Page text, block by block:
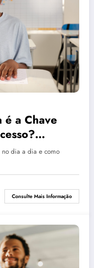
é a Chave
la!
no dia a dia e como
Consulte Mais Informação